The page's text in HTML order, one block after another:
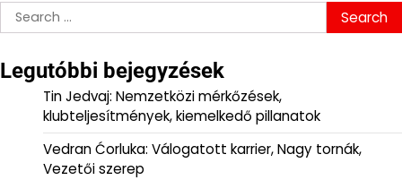
Search
for:
Legutóbbi bejegyzések
Tin Jedvaj: Nemzetközi mérkőzések,
klubteljesítmények, kiemelkedő pillanatok
Vedran Ćorluka: Válogatott karrier, Nagy tornák,
Vezetői szerep